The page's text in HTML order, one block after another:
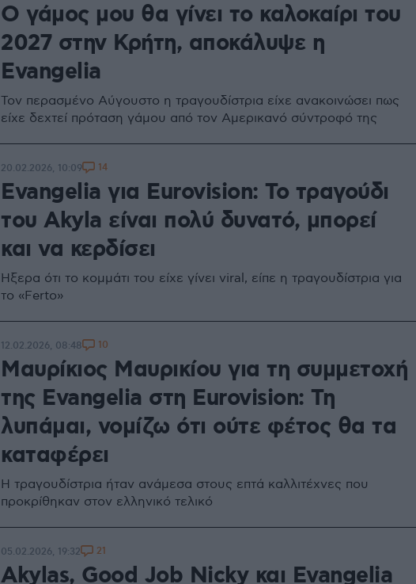
Ο γάμος μου θα γίνει το καλοκαίρι του
2027 στην Κρήτη, αποκάλυψε η
Evangelia
Τον περασμένο Αύγουστο η τραγουδίστρια είχε ανακοινώσει πως
είχε δεχτεί πρόταση γάμου από τον Αμερικανό σύντροφό της
Evangelia για Eurovision: Το τραγούδι
του Akyla είναι πολύ δυνατό, μπορεί
και να κερδίσει
Ήξερα ότι το κομμάτι του είχε γίνει viral, είπε η τραγουδίστρια για
το «Ferto»
20.02.2026, 10:09 14
Μαυρίκιος Μαυρικίου για τη συμμετοχή
της Evangelia στη Eurovision: Τη
λυπάμαι, νομίζω ότι ούτε φέτος θα τα
καταφέρει
Η τραγουδίστρια ήταν ανάμεσα στους επτά καλλιτέχνες που
προκρίθηκαν στον ελληνικό τελικό
12.02.2026, 08:48 10
Akylas, Good Job Nicky και Evangelia
05.02.2026, 19:32 21